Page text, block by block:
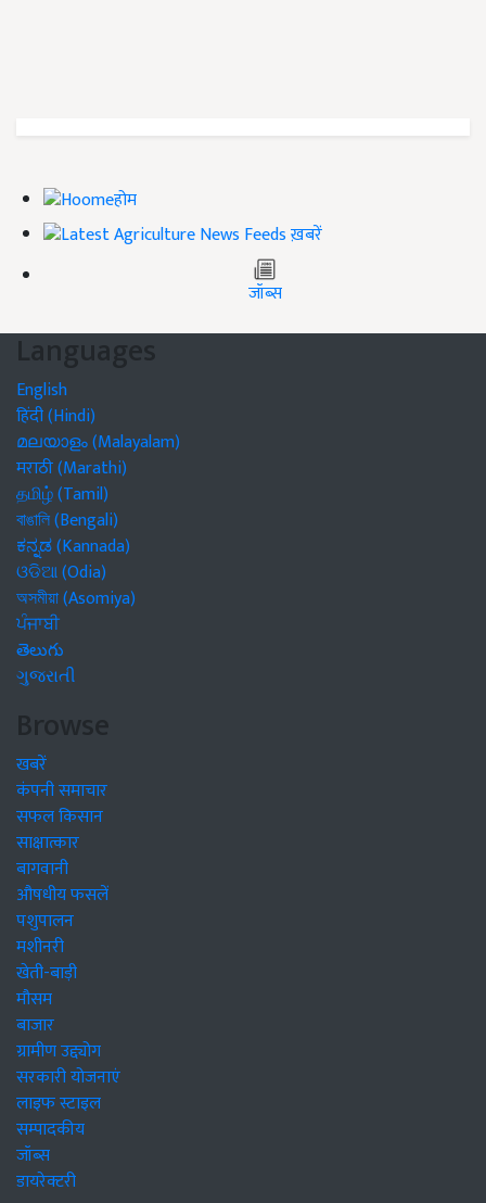
होम
ख़बरें
जॉब्स
Languages
English
हिंदी (Hindi)
മലയാളം (Malayalam)
मराठी (Marathi)
தமிழ் (Tamil)
বাঙালি (Bengali)
ಕನ್ನಡ (Kannada)
ଓଡିଆ (Odia)
অসমীয়া (Asomiya)
ਪੰਜਾਬੀ
తెలుగు
ગુજરાતી
Browse
खबरें
कंपनी समाचार
सफल किसान
साक्षात्कार
बागवानी
औषधीय फसलें
पशुपालन
मशीनरी
खेती-बाड़ी
मौसम
बाजार
ग्रामीण उद्द्योग
सरकारी योजनाएं
लाइफ स्टाइल
सम्पादकीय
जॉब्स
डायरेक्टरी